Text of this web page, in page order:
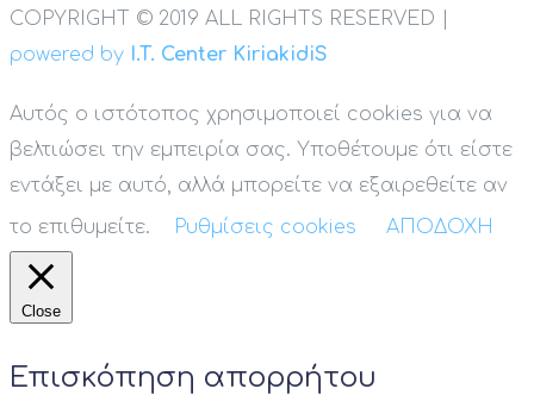
COPYRIGHT © 2019 ALL RIGHTS RESERVED |
powered by I.T. Center KiriakidiS
Αυτός ο ιστότοπος χρησιμοποιεί cookies για να
βελτιώσει την εμπειρία σας. Υποθέτουμε ότι είστε
εντάξει με αυτό, αλλά μπορείτε να εξαιρεθείτε αν
το επιθυμείτε.
Ρυθμίσεις cookies ΑΠΟΔΟΧΗ
Close
Επισκόπηση απορρήτου